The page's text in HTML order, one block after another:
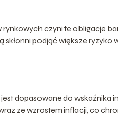
czyni te obligacje
podjąć większe ryzyko
dopasowane do wskaźnika
ze wzrostem inflacji, co